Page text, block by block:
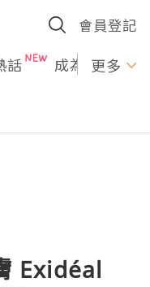
會員登記
話 成為U更多
Exidéal